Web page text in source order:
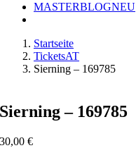
MASTERBLOGNEU
Startseite
TicketsAT
Sierning – 169785
Sierning – 169785
30,00€